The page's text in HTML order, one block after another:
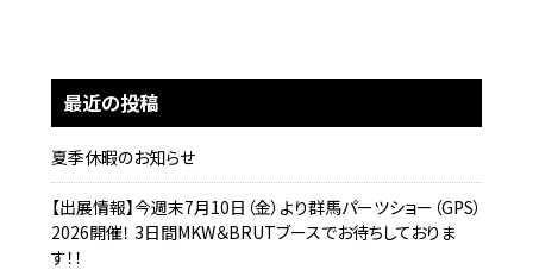
最近の投稿
夏季休暇のお知らせ
【出展情報】今週末7月10日（金）より群馬パーツショー（GPS）
2026開催！ 3日間MKW＆BRUTブースでお待ちしておりま
す！！